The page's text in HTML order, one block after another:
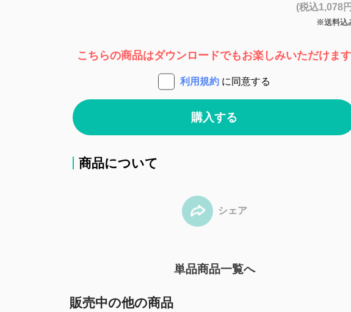
(税込1,078
※送料込
こちらの商品はダウンロードでもお楽しみいただけます
利用規約 に同意する
購入する
商品について
シェア
単品商品一覧へ
販売中の他の商品